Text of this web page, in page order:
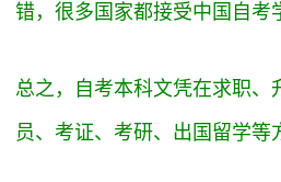
错，很多国家都接受中国自考
总之，自考本科文凭在求职、
员、考证、考研、出国留学等